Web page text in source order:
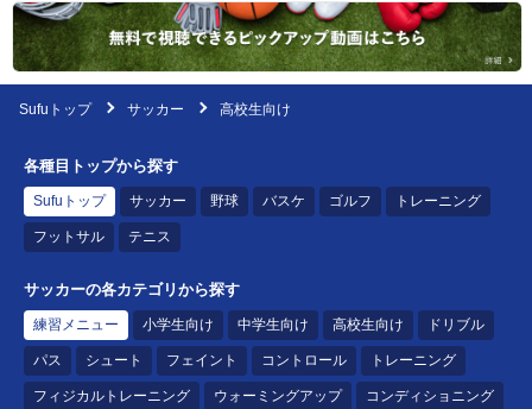
Sufuトップ サッカー 高校生向け
各種目トップから探す
Sufuトップ サッカー 野球 バスケ ゴルフ トレーニング
フットサル テニス
サッカーの各カテゴリから探す
練習メニュー 小学生向け 中学生向け 高校生向け ドリブル
パス シュート フェイント コントロール トレーニング
フィジカルトレーニング ウォーミングアップ コンディショニング